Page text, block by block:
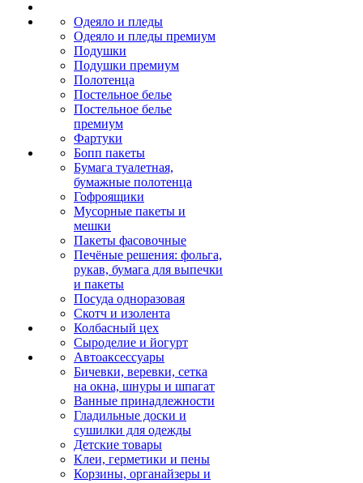
Одеяло и пледы
Одеяло и пледы премиум
Подушки
Подушки премиум
Полотенца
Постельное белье
Постельное белье
премиум
Фартуки
Бопп пакеты
Бумага туалетная,
бумажные полотенца
Гофроящики
Мусорные пакеты и
мешки
Пакеты фасовочные
Печёные решения: фольга,
рукав, бумага для выпечки
и пакеты
Посуда одноразовая
Скотч и изолента
Колбасный цех
Сыроделие и йогурт
Автоаксессуары
Бичевки, веревки, сетка
на окна, шнуры и шпагат
Ванные принадлежности
Гладильные доски и
сушилки для одежды
Детские товары
Клеи, герметики и пены
Корзины, органайзеры и